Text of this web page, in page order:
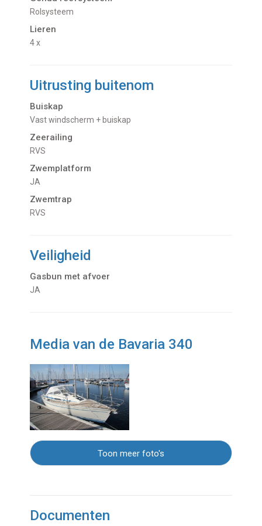
Rolsysteem
Lieren
4 x
Uitrusting buitenom
Buiskap
Vast windscherm + buiskap
Zeerailing
RVS
Zwemplatform
JA
Zwemtrap
RVS
Veiligheid
Gasbun met afvoer
JA
Media van de Bavaria 340
Toon meer foto's
Documenten